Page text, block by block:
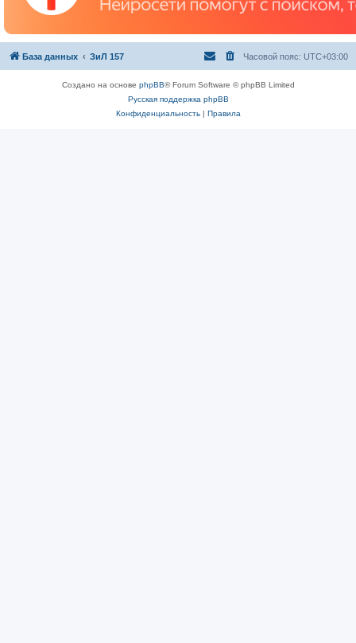
База данных ЗиЛ 157 Часовой пояс: UTC+03:00
Создано на основе phpBB® Forum Software © phpBB Limited
Русская поддержка phpBB
Конфиденциальность| Правила